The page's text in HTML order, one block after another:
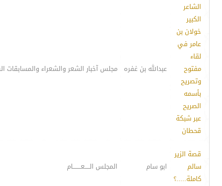
الشاعر
الكبير
خولان بن
عامر في
لقاء
مفتوح
وتصريح
بأسمه
الصريح
عبر شبكة
قحطان
عبدالله بن غفره مجلس آخبار الشعر والشعراء والمسابقات
قصة الزير
سالم
كاملة.....؟
ابو سام المجلس الـــــعــــــــام